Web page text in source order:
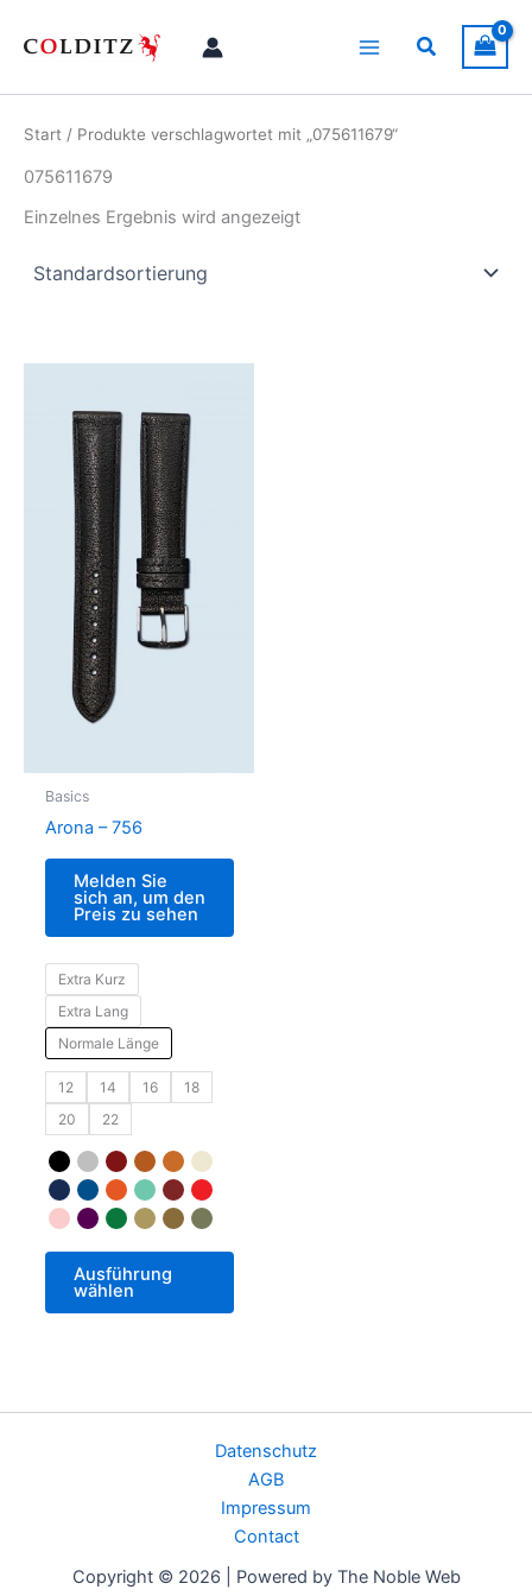
Inhalt
Suchen
Start / Produkte verschlagwortet mit „075611679“
075611679
Einzelnes Ergebnis wird angezeigt
Basics
Arona – 756
Melden Sie
sich an, um den
Preis zu sehen
Extra Kurz
Extra Lang
Normale Länge
12 14 16
18
20
22
Ausführung
wählen
Datenschutz
AGB
Impressum
Contact
Copyright © 2026 | Powered by The Noble Web